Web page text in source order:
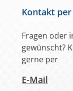
Hintergründe
erhöhte
Sichtschutz
Sichtschutz) oder
Kontakt per
Fragen oder
gewünscht?
gerne per
E-Mail